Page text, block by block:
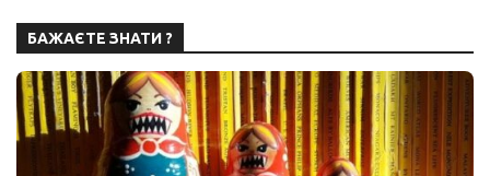
БАЖАЄТЕ ЗНАТИ ?